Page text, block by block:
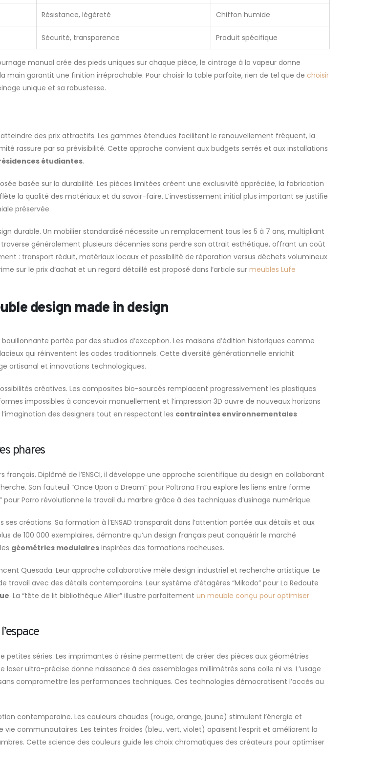
Résistance, légèreté Chiffon humide
Sécurité, transparence Produit spécifique
manual crée des pieds uniques sur chaque pièce, le cintrage à la vapeur donne
main garantit une finition irréprochable. Pour choisir la table parfaite, rien de tel que de choisir
unique et sa robustesse.
des prix attractifs. Les gammes étendues facilitent le renouvellement fréquent, la
rassure par sa prévisibilité. Cette approche convient aux budgets serrés et aux installations
étudiantes.
basée sur la durabilité. Les pièces limitées créent une exclusivité appréciée, la fabrication
la qualité des matériaux et du savoir-faire. L’investissement initial plus important se justifie
préservée.
durable. Un mobilier standardisé nécessite un remplacement tous les 5 à 7 ans, multipliant
généralement plusieurs décennies sans perdre son attrait esthétique, offrant un coût
: transport réduit, matériaux locaux et possibilité de réparation versus déchets volumineux
sur le prix d’achat et un regard détaillé est proposé dans l’article sur meubles Lufe
design made in design
portée par des studios d’exception. Les maisons d’édition historiques comme
qui réinventent les codes traditionnels. Cette diversité générationnelle enrichit
artisanal et innovations technologiques.
créatives. Les composites bio-sourcés remplacent progressivement les plastiques
impossibles à concevoir manuellement et l’impression 3D ouvre de nouveaux horizons
des designers tout en respectant les contraintes environnementales
phares
Diplômé de l’ENSCI, il développe une approche scientifique du design en collaborant
Son fauteuil “Once Upon a Dream” pour Poltrona Frau explore les liens entre forme
pour Porro révolutionne le travail du marbre grâce à des techniques d’usinage numérique.
créations. Sa formation à l’ENSAD transparaît dans l’attention portée aux détails et aux
de 100 000 exemplaires, démontre qu’un design français peut conquérir le marché
géométries modulaires inspirées des formations rocheuses.
Quesada. Leur approche collaborative mêle design industriel et recherche artistique. Le
travail avec des détails contemporains. Leur système d’étagères “Mikado” pour La Redoute
. La “tête de lit bibliothèque Allier” illustre parfaitement un meuble conçu pour optimiser
petites séries. Les imprimantes à résine permettent de créer des pièces aux géométries
ultra-précise donne naissance à des assemblages millimètrés sans colle ni vis. L’usage
compromettre les performances techniques. Ces technologies démocratisent l’accès au
contemporaine. Les couleurs chaudes (rouge, orange, jaune) stimulent l’énergie et
communautaires. Les teintes froides (bleu, vert, violet) apaisent l’esprit et améliorent la
Cette science des couleurs guide les choix chromatiques des créateurs pour optimiser